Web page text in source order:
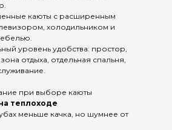
каюты с расширенным
холодильником и
уровень удобства: простор,
отдыха, отдельная спальня,
при выборе каюты
теплоходе
меньше качка, но шумнее от